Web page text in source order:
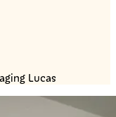
Lucas